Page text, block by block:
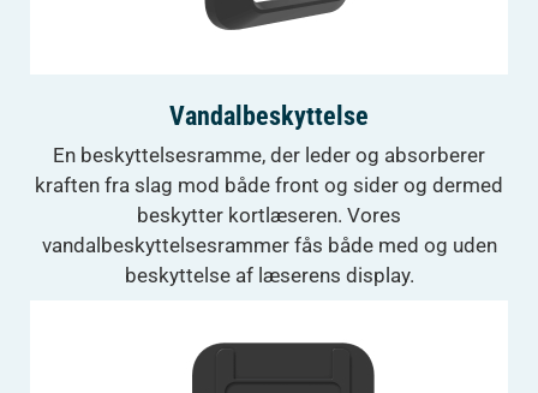
Vandalbeskyttelse
En beskyttelsesramme, der leder og absorberer
kraften fra slag mod både front og sider og dermed
beskytter kortlæseren. Vores
vandalbeskyttelsesrammer fås både med og uden
beskyttelse af læserens display.